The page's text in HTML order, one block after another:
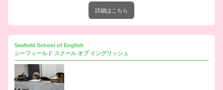
詳細はこちら
Seafield School of English
シーフィールド スクール オブ イングリッシュ